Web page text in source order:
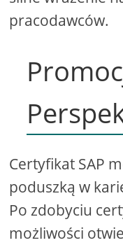
pracodawców.
Certyfikat SAP
poduszką w
Po zdobyciu
możliwości